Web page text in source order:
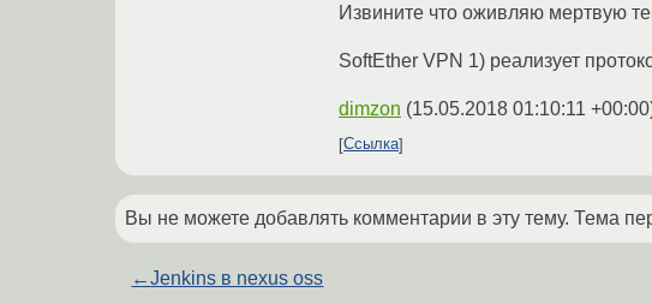
Извините что оживляю мертвую
SoftEther VPN 1) реализует
dimzon (15.05.2018 01:10:11 +00:00
Ссылка
Вы не можете добавлять комментарии в эту тему. Тема
←Jenkins в nexus oss